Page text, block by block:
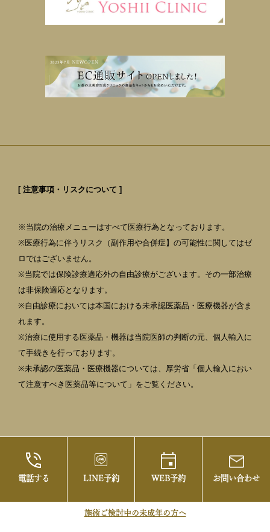
電話する LINE予約 WEB予約 お問い合わせ
施術ご検討中の未成年の方へ
[ 注意事項・リスクについて ]
※当院の治療メニューはすべて医療行為となっております。
※医療行為に伴うリスク（副作用や合併症】の可能性に関してはゼ
ロではございません。
※当院では保険診療適応外の自由診療がございます。その一部治療
は非保険適応となります。
※自由診療においては本国における未承認医薬品・医療機器が含ま
れます。
※治療に使用する医薬品・機器は当院医師の判断の元、個人輸入に
て手続きを行っております。
※未承認の医薬品・医療機器については、厚労省「個人輸入におい
て注意すべき医薬品等について」をご覧ください。
らお茶の水美容形成クリニック